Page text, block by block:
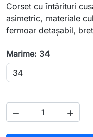
Corset cu întărituri
asimetric, materiale
fermoar detașabil,
Marime: 34
 